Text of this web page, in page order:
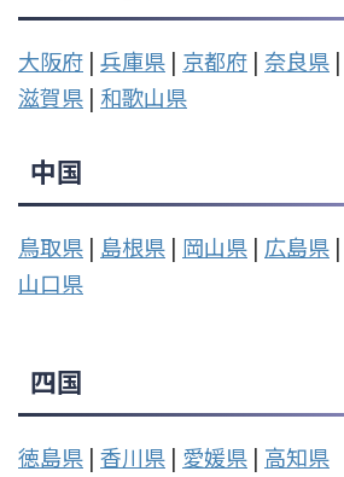
大阪府 | 兵庫県 | 京都府 | 奈良県 |
滋賀県 | 和歌山県
中国
鳥取県 | 島根県 | 岡山県 | 広島県 |
山口県
四国
徳島県 | 香川県 | 愛媛県 | 高知県